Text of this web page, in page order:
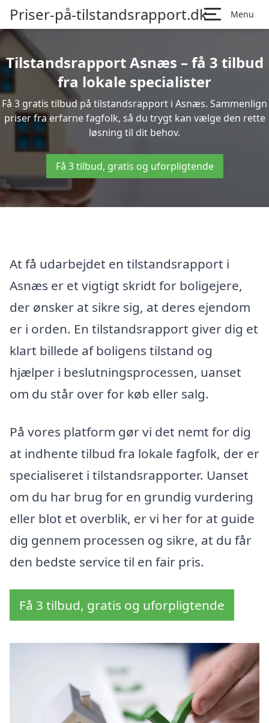
Priser-på-tilstandsrapport.dk Menu
Tilstandsrapport Asnæs – få 3 tilbud
fra lokale specialister
Få 3 gratis tilbud på tilstandsrapport i Asnæs. Sammenlign
priser fra erfarne fagfolk, så du trygt kan vælge den rette
løsning til dit behov.
Få 3 tilbud, gratis og uforpligtende
At få udarbejdet en tilstandsrapport i
Asnæs er et vigtigt skridt for boligejere,
der ønsker at sikre sig, at deres ejendom
er i orden. En tilstandsrapport giver dig et
klart billede af boligens tilstand og
hjælper i beslutningsprocessen, uanset
om du står over for køb eller salg.
På vores platform gør vi det nemt for dig
at indhente tilbud fra lokale fagfolk, der er
specialiseret i tilstandsrapporter. Uanset
om du har brug for en grundig vurdering
eller blot et overblik, er vi her for at guide
dig gennem processen og sikre, at du får
den bedste service til en fair pris.
Få 3 tilbud, gratis og uforpligtende